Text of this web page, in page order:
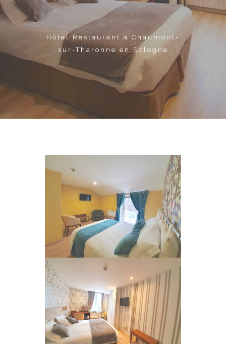
Hôtel Restaurant à Chaumont-
sur-Tharonne en Sologne
Chambres Doubles Standard
Chambres Doubles Deluxe